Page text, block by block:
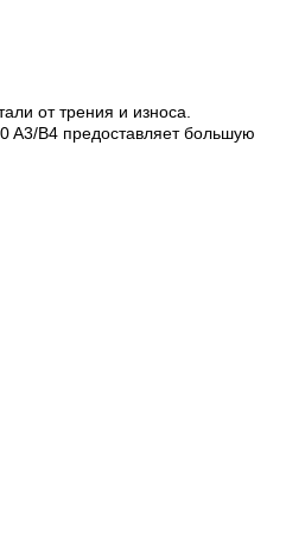
от трения и износа.
A3/B4 предоставляет большую